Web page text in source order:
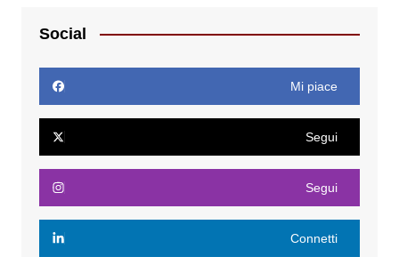
Social
Mi piace
Segui
Segui
Connetti